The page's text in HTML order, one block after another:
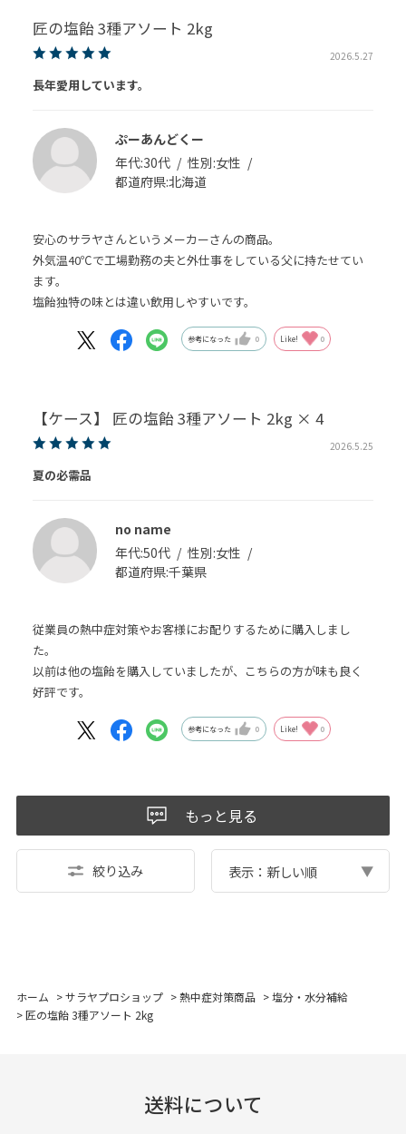
匠の塩飴 3種アソート 2kg
2026.5.27
長年愛用しています。
ぷーあんどくー
年代:30代 性別:女性
都道府県:北海道
安心のサラヤさんというメーカーさんの商品。
外気温40℃で工場勤務の夫と外仕事をしている父に持たせてい
ます。
塩飴独特の味とは違い飲用しやすいです。
参考になった 0 Like! 0
【ケース】 匠の塩飴 3種アソート 2kg × 4
2026.5.25
夏の必需品
no name
年代:50代 性別:女性
都道府県:千葉県
従業員の熱中症対策やお客様にお配りするために購入しまし
た。
以前は他の塩飴を購入していましたが、こちらの方が味も良く
好評です。
参考になった 0 Like! 0
もっと見る
絞り込み 表示：新しい順
ホーム >サラヤプロショップ >熱中症対策商品 >塩分・水分補給
>匠の塩飴 3種アソート 2kg
送料について